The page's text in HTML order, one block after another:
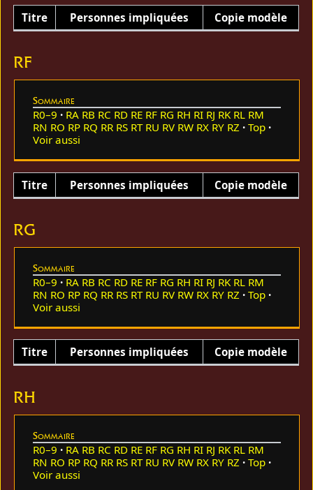
Titre Personnes impliquées Copie modèle
RF
Sommaire
R0–9 RA RB RC RD RE RF RG RH RI RJ RK RL RM
RN RO RP RQ RR RS RT RU RV RW RX RY RZ
Top
Voir aussi
Titre Personnes impliquées Copie modèle
RG
Sommaire
R0–9 RA RB RC RD RE RF RG RH RI RJ RK RL RM
RN RO RP RQ RR RS RT RU RV RW RX RY RZ
Top
Voir aussi
Titre Personnes impliquées Copie modèle
RH
Sommaire
R0–9 RA RB RC RD RE RF RG RH RI RJ RK RL RM
RN RO RP RQ RR RS RT RU RV RW RX RY RZ
Top
Voir aussi